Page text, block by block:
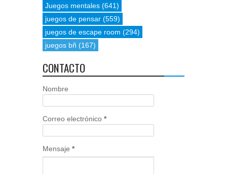
Juegos mentales (641)
juegos de pensar (559)
juegos de escape room (294)
juegos bñ (167)
CONTACTO
Nombre
Correo electrónico *
Mensaje *